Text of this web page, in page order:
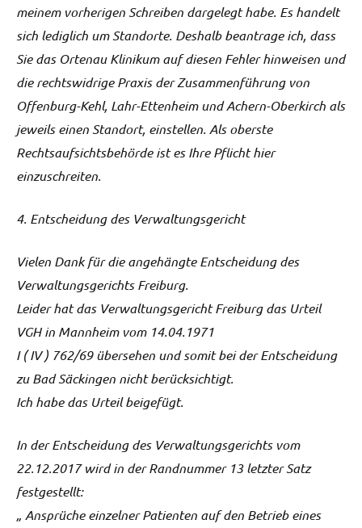
meinem vorherigen Schreiben dargelegt habe. Es handelt
sich lediglich um Standorte. Deshalb beantrage ich, dass
Sie das Ortenau Klinikum auf diesen Fehler hinweisen und
die rechtswidrige Praxis der Zusammenführung von
Offenburg-Kehl, Lahr-Ettenheim und Achern-Oberkirch als
jeweils einen Standort, einstellen. Als oberste
Rechtsaufsichtsbehörde ist es Ihre Pflicht hier
einzuschreiten.
4. Entscheidung des Verwaltungsgericht
Vielen Dank für die angehängte Entscheidung des
Verwaltungsgerichts Freiburg.
Leider hat das Verwaltungsgericht Freiburg das Urteil
VGH in Mannheim vom 14.04.1971
I ( IV ) 762/69 übersehen und somit bei der Entscheidung
zu Bad Säckingen nicht berücksichtigt.
Ich habe das Urteil beigefügt.
In der Entscheidung des Verwaltungsgerichts vom
22.12.2017 wird in der Randnummer 13 letzter Satz
festgestellt:
„ Ansprüche einzelner Patienten auf den Betrieb eines